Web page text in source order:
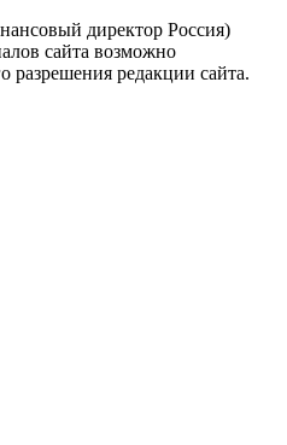
директор Россия)
сайта возможно
разрешения редакции сайта.